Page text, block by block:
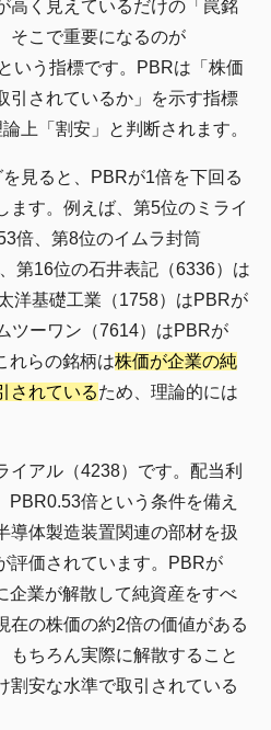
高く見えているだけの「罠銘
そこで重要になるのが
という指標です。PBRは「株価
引されているか」を示す指標
上「割安」と判断されます。
見ると、PBRが1倍を下回る
ます。例えば、第5位のミライ
倍、第8位のイムラ封筒
第16位の石井表記（6336）は
洋基礎工業（1758）はPBRが
ツーワン（7614）はPBRが
れらの銘柄は株価が企業の純
されているため、理論的には
イアル（4238）です。配当利
PBR0.53倍という条件を備え
導体製造装置関連の部材を扱
評価されています。PBRが
企業が解散して純資産をすべ
在の株価の約2倍の価値がある
もちろん実際に解散すること
割安な水準で取引されている